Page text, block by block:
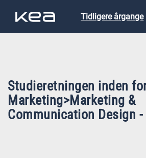
Tidligere årgange
Studieretningen inden
Marketing>Marketing &
Communication Design